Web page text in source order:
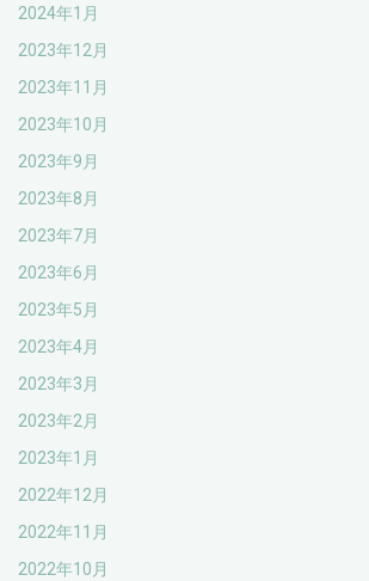
2024年1月
2023年12月
2023年11月
2023年10月
2023年9月
2023年8月
2023年7月
2023年6月
2023年5月
2023年4月
2023年3月
2023年2月
2023年1月
2022年12月
2022年11月
2022年10月